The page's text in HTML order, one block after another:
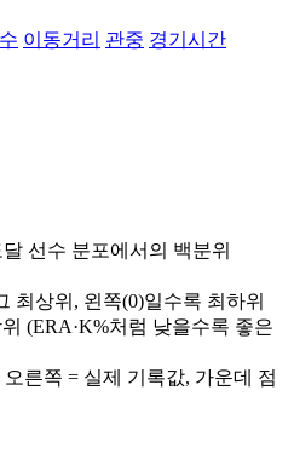
이동거리 관중 경기시간
선수 분포에서의 백분위
최상위, 왼쪽(0)일수록 최하위
(ERA·K%처럼 낮을수록 좋은
른쪽 = 실제 기록값, 가운데 점